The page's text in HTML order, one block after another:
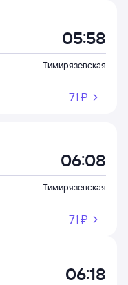
05:58
Тимирязевская
71 ⁠₽
06:08
Тимирязевская
71 ⁠₽
06:18